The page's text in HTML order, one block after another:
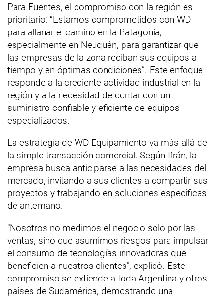
Para Fuentes, el compromiso con la región es
prioritario: “Estamos comprometidos con WD
para allanar el camino en la Patagonia,
especialmente en Neuquén, para garantizar que
las empresas de la zona reciban sus equipos a
tiempo y en óptimas condiciones”. Este enfoque
responde a la creciente actividad industrial en la
región y a la necesidad de contar con un
suministro confiable y eficiente de equipos
especializados.
La estrategia de WD Equipamiento va más allá de
la simple transacción comercial. Según Ifrán, la
empresa busca anticiparse a las necesidades del
mercado, invitando a sus clientes a compartir sus
proyectos y trabajando en soluciones específicas
de antemano.
"Nosotros no medimos el negocio solo por las
ventas, sino que asumimos riesgos para impulsar
el consumo de tecnologías innovadoras que
beneficien a nuestros clientes", explicó. Este
compromiso se extiende a toda Argentina y otros
países de Sudamérica, demostrando una